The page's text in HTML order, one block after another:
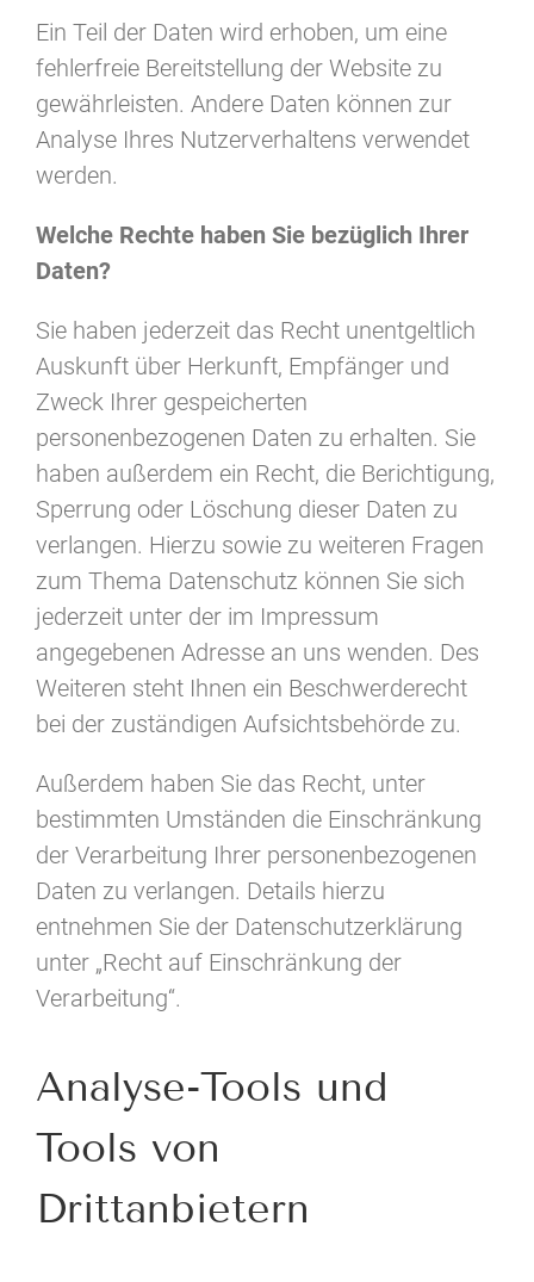
Ein Teil der Daten wird erhoben, um eine
fehlerfreie Bereitstellung der Website zu
gewährleisten. Andere Daten können zur
Analyse Ihres Nutzerverhaltens verwendet
werden.
Welche Rechte haben Sie bezüglich Ihrer
Daten?
Sie haben jederzeit das Recht unentgeltlich
Auskunft über Herkunft, Empfänger und
Zweck Ihrer gespeicherten
personenbezogenen Daten zu erhalten. Sie
haben außerdem ein Recht, die Berichtigung,
Sperrung oder Löschung dieser Daten zu
verlangen. Hierzu sowie zu weiteren Fragen
zum Thema Datenschutz können Sie sich
jederzeit unter der im Impressum
angegebenen Adresse an uns wenden. Des
Weiteren steht Ihnen ein Beschwerderecht
bei der zuständigen Aufsichtsbehörde zu.
Außerdem haben Sie das Recht, unter
bestimmten Umständen die Einschränkung
der Verarbeitung Ihrer personenbezogenen
Daten zu verlangen. Details hierzu
entnehmen Sie der Datenschutzerklärung
unter „Recht auf Einschränkung der
Verarbeitung“.
Analyse-Tools und
Tools von
Drittanbietern